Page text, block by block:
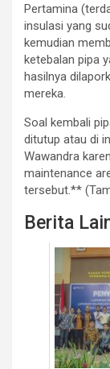
Pertamina
insulasi yang
kemudian
ketebalan pipa
hasilnya
mereka.
Soal kembali
ditutup atau di
Wawandra
maintenance
tersebut.**
Berita